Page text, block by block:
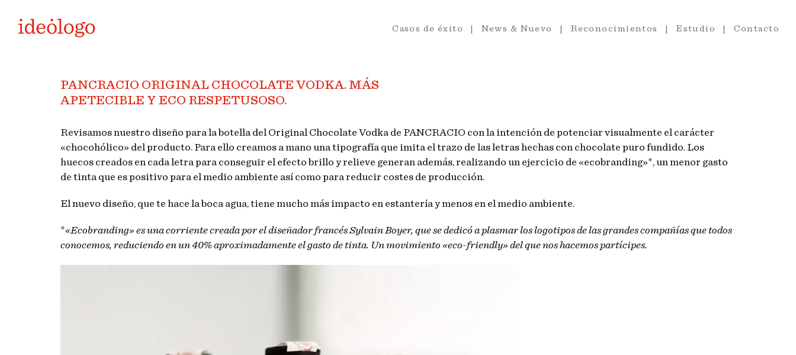
Casos de éxito News & Nuevo Reconocimientos Estudio Contacto
PANCRACIO ORIGINAL CHOCOLATE VODKA. MÁS
APETECIBLE Y ECO RESPETUSOSO.
Revisamos nuestro diseño para la botella del Original Chocolate Vodka de PANCRACIO con la intención de potenciar visualmente el carácter
«chocohólico» del producto. Para ello creamos a mano una tipografía que imita el trazo de las letras hechas con chocolate puro fundido. Los
huecos creados en cada letra para conseguir el efecto brillo y relieve generan además, realizando un ejercicio de «ecobranding»*, un menor gasto
de tinta que es positivo para el medio ambiente así como para reducir costes de producción.
El nuevo diseño, que te hace la boca agua, tiene mucho más impacto en estantería y menos en el medio ambiente.
*«Ecobranding» es una corriente creada por el diseñador francés Sylvain Boyer, que se dedicó a plasmar los logotipos de las grandes compañías que todos
conocemos, reduciendo en un 40% aproximadamente el gasto de tinta. Un movimiento «eco-friendly» del que nos hacemos partícipes.